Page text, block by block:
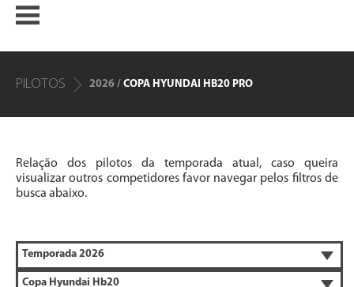
PILOTOS 2026 / COPA HYUNDAI HB20 PRO
Relação dos pilotos da temporada atual, caso queira
visualizar outros competidores favor navegar pelos filtros de
busca abaixo.